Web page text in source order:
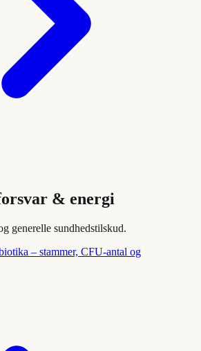
& energi
generelle sundhedstilskud.
– stammer, CFU-antal og